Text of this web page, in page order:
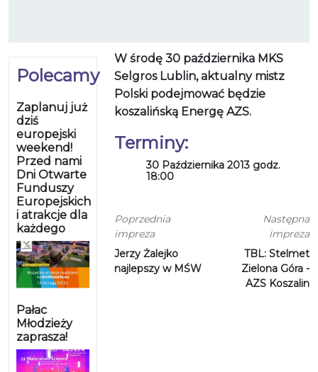
Polecamy
Zaplanuj już
dziś
europejski
weekend!
Przed nami
Dni Otwarte
Funduszy
Europejskich
i atrakcje dla
każdego
Pałac
Młodzieży
zaprasza!
W środę 30 października MKS
Selgros Lublin, aktualny mistz
Polski podejmować będzie
koszalińską Energę AZS.
Terminy:
30 Października 2013 godz.
18:00
Poprzednia
impreza
Jerzy Żalejko
najlepszy w MŚW
Następna
impreza
TBL: Stelmet
Zielona Góra -
AZS Koszalin